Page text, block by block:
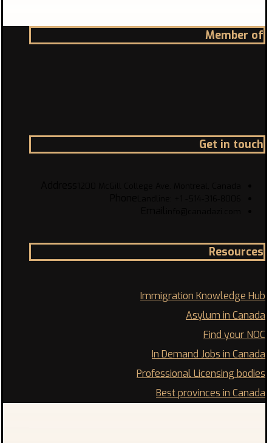
Member of
Get in touch
Resources
Immigration Knowledge Hub
Asylum in Canada
Find your NOC
In Demand Jobs in Canada
Professional Licensing bodies
Best provinces in Canada